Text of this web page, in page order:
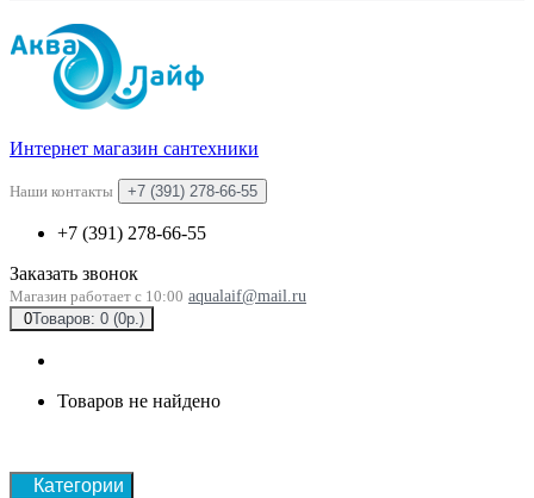
Интернет магазин сантехники
Наши контакты +7 (391) 278-66-55
+7 (391) 278-66-55
Заказать звонок
Магазин работает с 10:00 aqualaif@mail.ru
0Товаров: 0 (0р.)
Товаров не найдено
Категории